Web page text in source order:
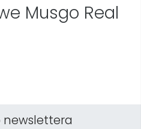
Musgo Real
newslettera